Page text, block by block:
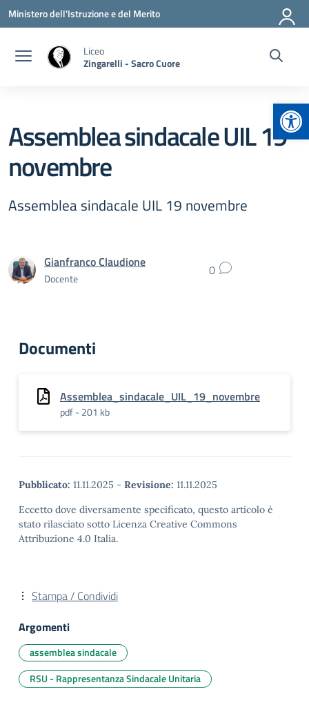
Vai ai contenuti
Vai al menu di navigazione
Vai al footer
Ministero dell'Istruzione e del Merito
Liceo
Zingarelli - Sacro Cuore
Assemblea sindacale UIL 19
novembre
Assemblea sindacale UIL 19 novembre
Gianfranco Claudione
Docente 0
Documenti
Assemblea_sindacale_UIL_19_novembre
pdf - 201 kb
Pubblicato: 11.11.2025 - Revisione: 11.11.2025
Eccetto dove diversamente specificato, questo articolo è
stato rilasciato sotto Licenza Creative Commons
Attribuzione 4.0 Italia.
Stampa / Condividi
Argomenti
assemblea sindacale
RSU - Rappresentanza Sindacale Unitaria